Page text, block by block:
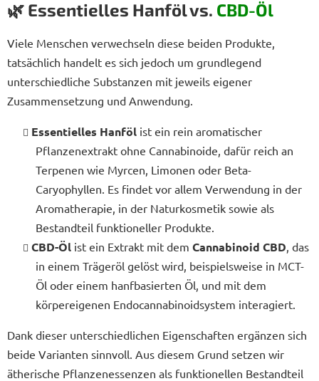
🌿 Essentielles Hanföl vs. CBD-Öl
Viele Menschen verwechseln diese beiden Produkte,
tatsächlich handelt es sich jedoch um grundlegend
unterschiedliche Substanzen mit jeweils eigener
Zusammensetzung und Anwendung.
Essentielles Hanföl ist ein rein aromatischer
Pflanzenextrakt ohne Cannabinoide, dafür reich an
Terpenen wie Myrcen, Limonen oder Beta-
Caryophyllen. Es findet vor allem Verwendung in der
Aromatherapie, in der Naturkosmetik sowie als
Bestandteil funktioneller Produkte.
CBD-Öl ist ein Extrakt mit dem Cannabinoid CBD , das
in einem Trägeröl gelöst wird, beispielsweise in MCT-
Öl oder einem hanfbasierten Öl, und mit dem
körpereigenen Endocannabinoidsystem interagiert.
Dank dieser unterschiedlichen Eigenschaften ergänzen sich
beide Varianten sinnvoll. Aus diesem Grund setzen wir
ätherische Pflanzenessenzen als funktionellen Bestandteil